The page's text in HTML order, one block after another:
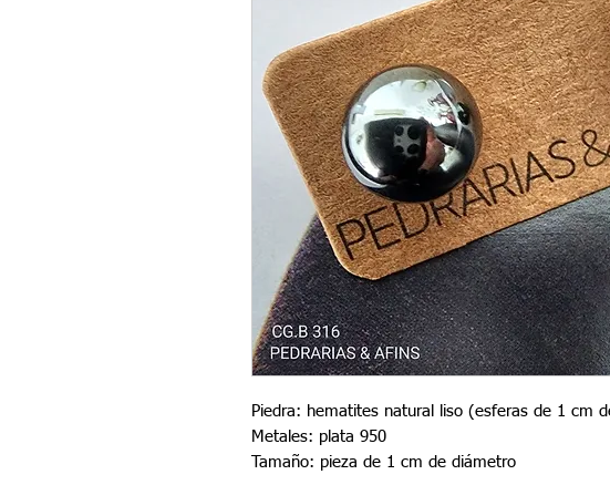
Piedra: hematites natural liso (esferas de 1 cm
Metales: plata 950
Tamaño: pieza de 1 cm de diámetro